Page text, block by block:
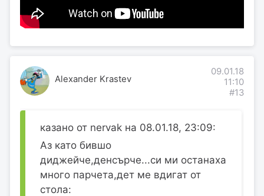
Alexander Krastev
09.01.18
11:10
#13
казано от nervak на 08.01.18, 23:09:
Аз като бившо
диджейче,денсърче...си ми останаха
много парчета,дет ме вдигат от
стола: